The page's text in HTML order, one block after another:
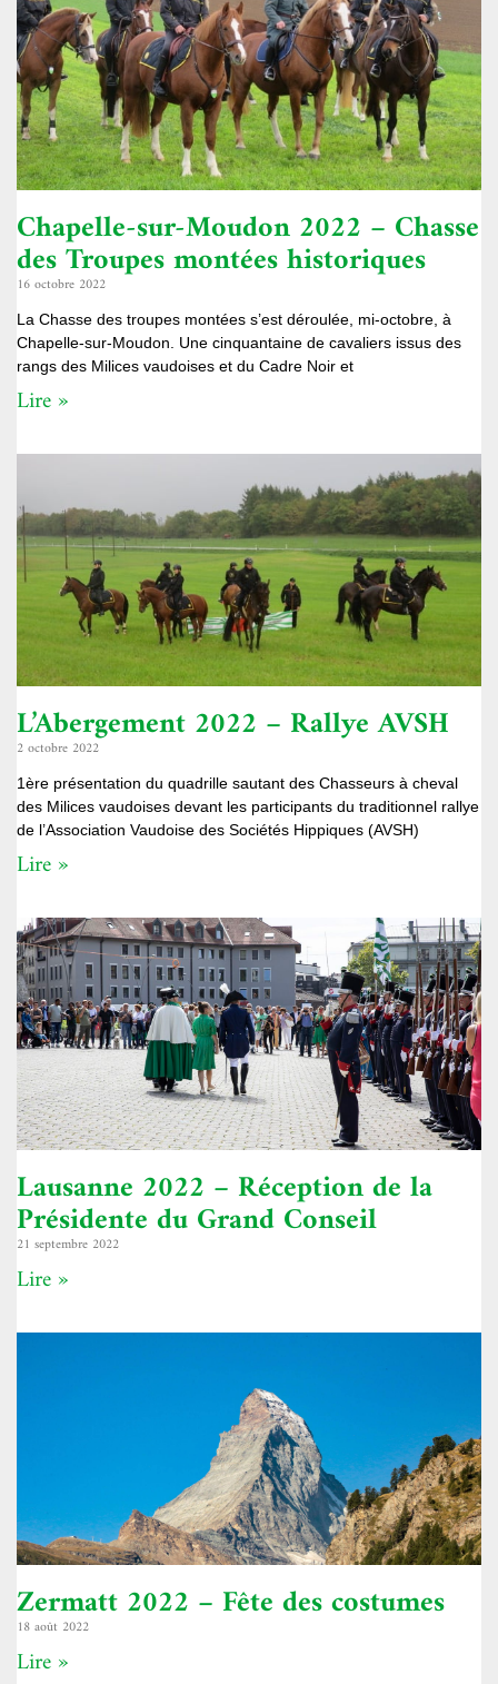
Chapelle-sur-Moudon 2022 – Chasse
des Troupes montées historiques
16 octobre 2022
La Chasse des troupes montées s’est déroulée, mi-octobre, à
Chapelle-sur-Moudon. Une cinquantaine de cavaliers issus des
rangs des Milices vaudoises et du Cadre Noir et
Lire »
L’Abergement 2022 – Rallye AVSH
2 octobre 2022
1ère présentation du quadrille sautant des Chasseurs à cheval
des Milices vaudoises devant les participants du traditionnel rallye
de l’Association Vaudoise des Sociétés Hippiques (AVSH)
Lire »
Lausanne 2022 – Réception de la
Présidente du Grand Conseil
21 septembre 2022
Lire »
Zermatt 2022 – Fête des costumes
18 août 2022
Lire »